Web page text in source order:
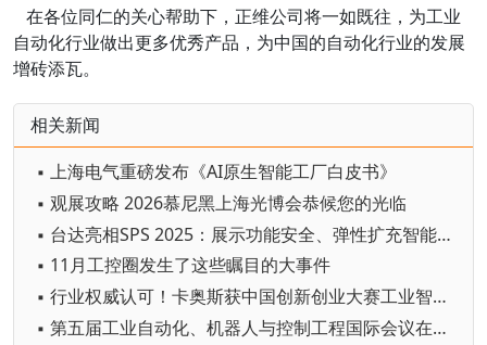
在各位同仁的关心帮助下，正维公司将一如既往，为工业
自动化行业做出更多优秀产品，为中国的自动化行业的发展
增砖添瓦。
相关新闻
▪ 上海电气重磅发布《AI原生智能工厂白皮书》
▪ 观展攻略 2026慕尼黑上海光博会恭候您的光临
▪ 台达亮相SPS 2025：展示功能安全、弹性扩充智能方案
▪ 11月工控圈发生了这些瞩目的大事件
▪ 行业权威认可！卡奥斯获中国创新创业大赛工业智能体专业赛二等奖
▪ 第五届工业自动化、机器人与控制工程国际会议在潼南举行